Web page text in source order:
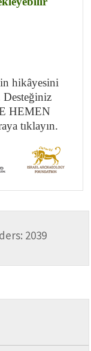
hikâyesini
Desteğiniz
HEMEN
tıklayın.
2039